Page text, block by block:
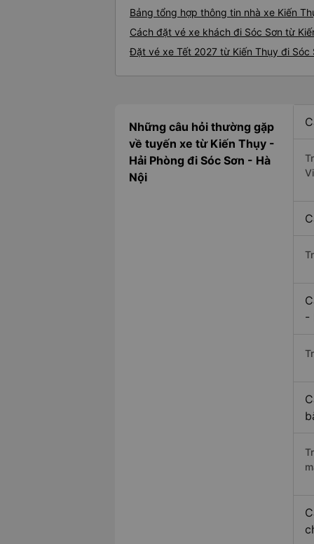
Bảng tổng hợp thông tin nhà xe Kiến
Cách đặt vé xe khách đi Sóc Sơn từ
Đặt vé xe Tết 2027 từ Kiến Thụy đi Sóc
Những câu hỏi thường gặp
về tuyến xe từ Kiến Thụy -
Hải Phòng đi Sóc Sơn - Hà
Nội
-